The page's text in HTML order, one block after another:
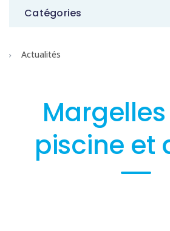
Catégories
Actualités
piscine et